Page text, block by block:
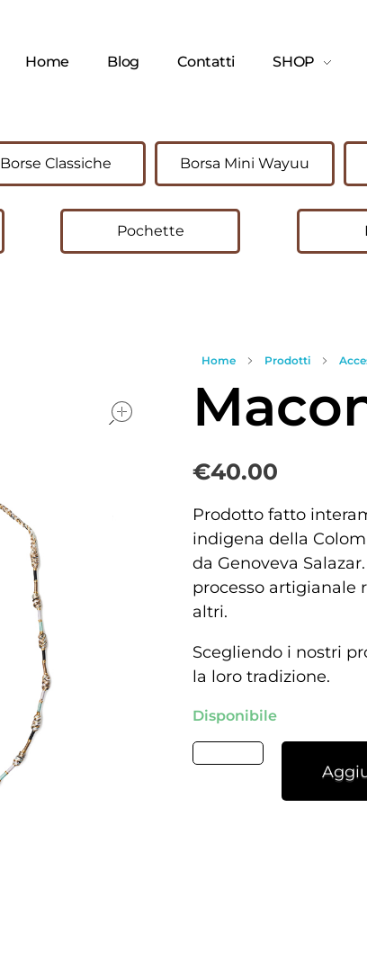
Home Blog Contatti SHOP
Borse Classiche Borsa Mini Wayuu
Pochette
Home Prodotti
€40.00
Prodotto fatto
indigena della
da Genoveva
processo artigianale
altri.
Scegliendo i nostri
la loro tradizione.
Disponibile